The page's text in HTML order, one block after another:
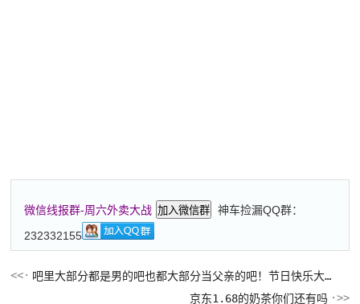
微信线报群-周六外卖大战 加入微信群
神车捡漏QQ群：
232332155
吧里大部分都是男的吧也都大部分当父亲的吧！节日快乐大家！
京东1.68的奶茶你们还有吗